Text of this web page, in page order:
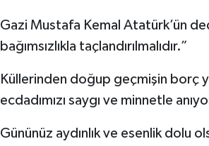
​Gazi Mustafa Kemal Atatürk’ün
bağımsızlıkla taçlandırılmalıdır.”
Küllerinden doğup geçmişin borç
ecdadımızı saygı ve minnetle
Gününüz aydınlık ve esenlik dolu